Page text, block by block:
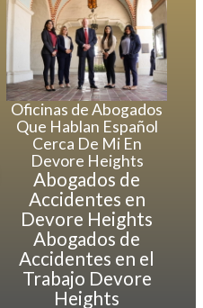
Oficinas de Abogados
Que Hablan Español
Cerca De Mi En
Devore Heights
Abogados de
Accidentes en
Devore Heights
Abogados de
Accidentes en el
Trabajo Devore
Heights